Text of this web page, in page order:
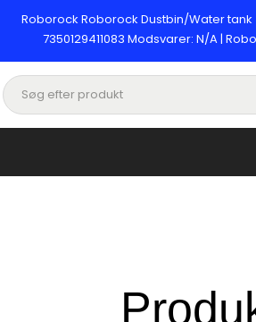
Roborock Roborock Dustbin/Water tank
7350129411083 Modsvarer: N/A |